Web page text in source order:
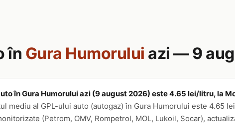
în Gura Humorului azi — 9
în Gura Humorului azi (9 august 2026) este 4.65 lei/litru, la
mediu al GPL-ului auto (autogaz) în Gura Humorului este 4.65
(Petrom, OMV, Rompetrol, MOL, Lukoil, Socar),